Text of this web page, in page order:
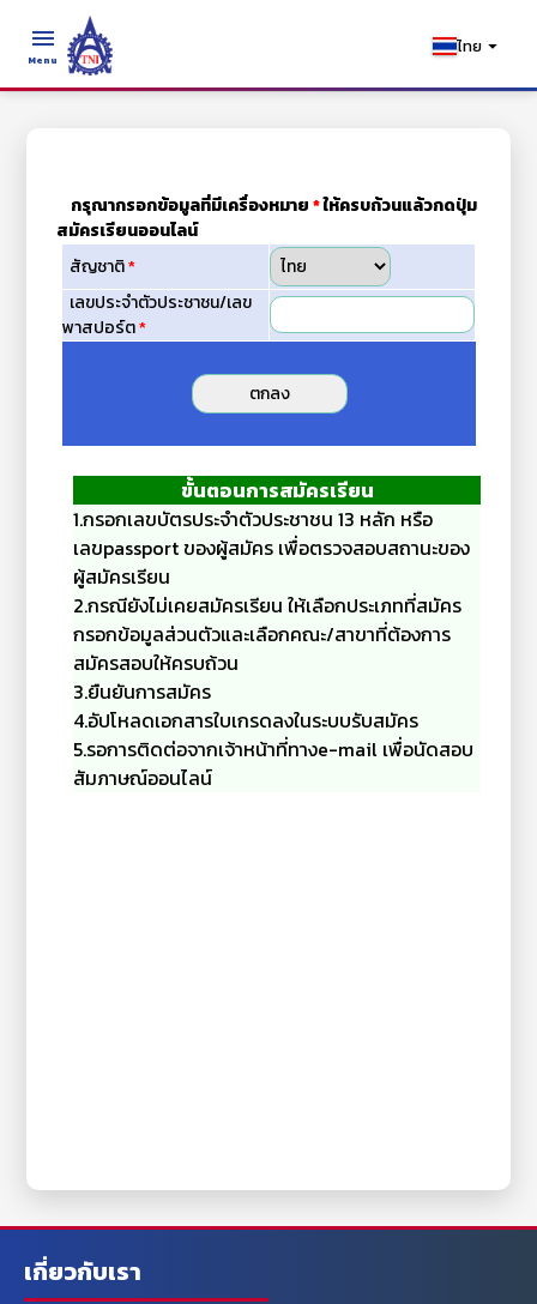
menu
Menu
ไทย arrow_drop_down
กรุณากรอกข้อมูลที่มีเครื่องหมาย*ให้ครบถ้วนแล้วกดปุ่ม
สมัครเรียนออนไลน์
สัญชาติ*
เลขประจำตัวประชาชน/เลข
พาสปอร์ต*
ขั้นตอนการสมัครเรียน
1.กรอกเลขบัตรประจำตัวประชาชน 13 หลัก หรือ
เลขpassport ของผู้สมัคร เพื่อตรวจสอบสถานะของ
ผู้สมัครเรียน
2.กรณียังไม่เคยสมัครเรียน ให้เลือกประเภทที่สมัคร
กรอกข้อมูลส่วนตัวและเลือกคณะ/สาขาที่ต้องการ
สมัครสอบให้ครบถ้วน
3.ยืนยันการสมัคร
4.อัปโหลดเอกสารใบเกรดลงในระบบรับสมัคร
5.รอการติดต่อจากเจ้าหน้าที่ทางe-mail เพื่อนัดสอบ
สัมภาษณ์ออนไลน์
เกี่ยวกับเรา